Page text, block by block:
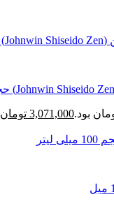
3,071,000 تومان